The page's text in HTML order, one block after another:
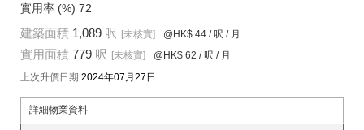
實用率 (%) 72
建築面積 1,089 呎 [未核實] @HK$ 44 / 呎 / 月
實用面積 779 呎 [未核實] @HK$ 62 / 呎 / 月
上次升價日期 2024年07月27日
詳細物業資料